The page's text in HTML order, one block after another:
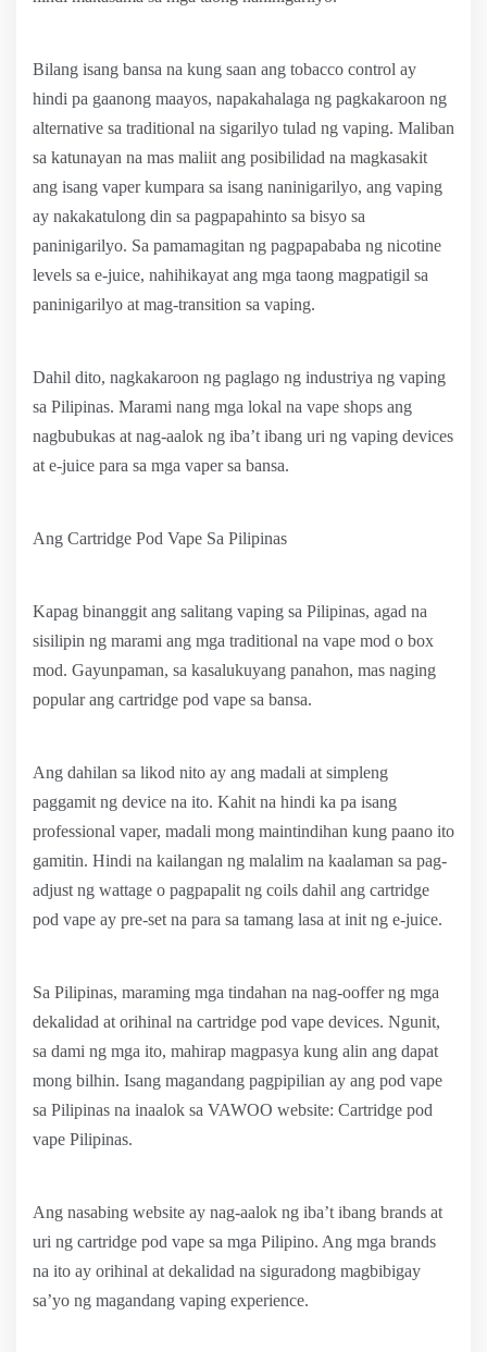
Bilang isang bansa na kung saan ang tobacco control ay
hindi pa gaanong maayos, napakahalaga ng pagkakaroon ng
alternative sa traditional na sigarilyo tulad ng vaping. Maliban
sa katunayan na mas maliit ang posibilidad na magkasakit
ang isang vaper kumpara sa isang naninigarilyo, ang vaping
ay nakakatulong din sa pagpapahinto sa bisyo sa
paninigarilyo. Sa pamamagitan ng pagpapababa ng nicotine
levels sa e-juice, nahihikayat ang mga taong magpatigil sa
paninigarilyo at mag-transition sa vaping.
Dahil dito, nagkakaroon ng paglago ng industriya ng vaping
sa Pilipinas. Marami nang mga lokal na vape shops ang
nagbubukas at nag-aalok ng iba’t ibang uri ng vaping devices
at e-juice para sa mga vaper sa bansa.
Ang Cartridge Pod Vape Sa Pilipinas
Kapag binanggit ang salitang vaping sa Pilipinas, agad na
sisilipin ng marami ang mga traditional na vape mod o box
mod. Gayunpaman, sa kasalukuyang panahon, mas naging
popular ang cartridge pod vape sa bansa.
Ang dahilan sa likod nito ay ang madali at simpleng
paggamit ng device na ito. Kahit na hindi ka pa isang
professional vaper, madali mong maintindihan kung paano ito
gamitin. Hindi na kailangan ng malalim na kaalaman sa pag-
adjust ng wattage o pagpapalit ng coils dahil ang cartridge
pod vape ay pre-set na para sa tamang lasa at init ng e-juice.
Sa Pilipinas, maraming mga tindahan na nag-ooffer ng mga
dekalidad at orihinal na cartridge pod vape devices. Ngunit,
sa dami ng mga ito, mahirap magpasya kung alin ang dapat
mong bilhin. Isang magandang pagpipilian ay ang pod vape
sa Pilipinas na inaalok sa VAWOO website: Cartridge pod
vape Pilipinas.
Ang nasabing website ay nag-aalok ng iba’t ibang brands at
uri ng cartridge pod vape sa mga Pilipino. Ang mga brands
na ito ay orihinal at dekalidad na siguradong magbibigay
sa’yo ng magandang vaping experience.